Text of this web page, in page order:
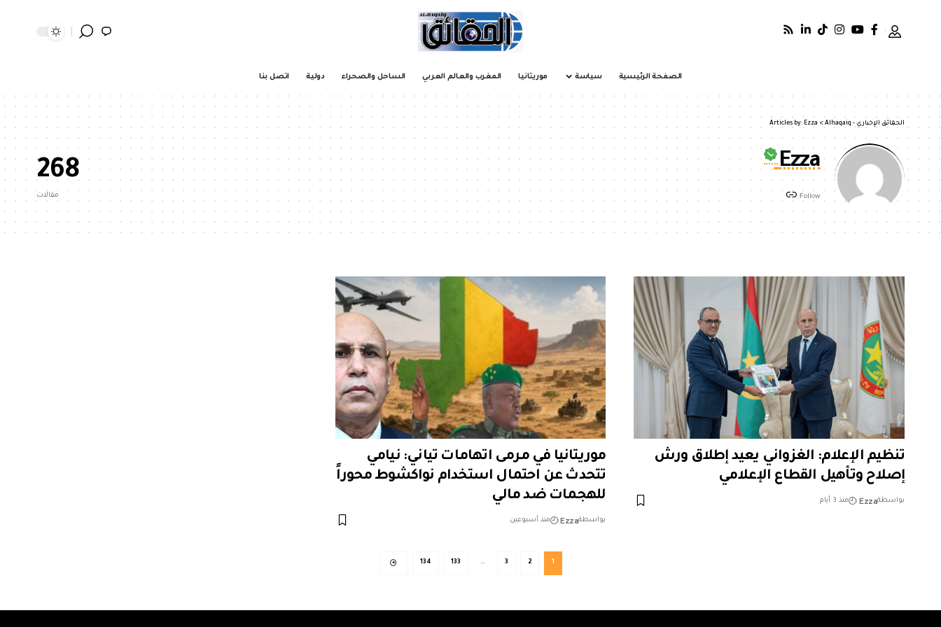
الصفحة الرئيسية سياسة موريتانيا المغرب والعالم العربي الساحل والصحراء دولية اتصل بنا
الحقائق الإخباري - Alhaqaiq >
Articles by: Ezza
Ezza
Follow:
268
مقالات
تنظيم الإعلام: الغزواني يعيد إطلاق ورش
إصلاح وتأهيل القطاع الإعلامي
بواسطةEzza منذ 3 أيام
موريتانيا في مرمى اتهامات تياني: نيامي
تتحدث عن احتمال استخدام نواكشوط محوراً
للهجمات ضد مالي
بواسطةEzza منذ أسبوعين
1
2
3
…
133
134